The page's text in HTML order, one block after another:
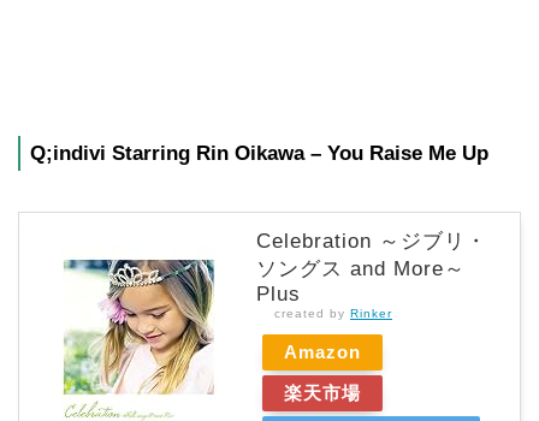
Q;indivi Starring Rin Oikawa – You Raise Me Up
Celebration ～ジブリ・
ソングス and More～
Plus
created by Rinker
Amazon
楽天市場